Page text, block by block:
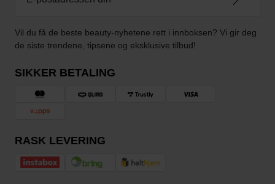
Vil du få de beste beauty-nyhetene rett i innboksen? Vi gir deg
de siste trendene, tipsene og eksklusive tilbud!
SIKKER BETALING
RASK LEVERING